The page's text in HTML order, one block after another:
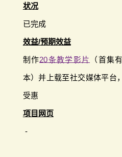
状况
已完成
效益/预期效益
制作20条教学影片 （首集
本）并上载至社交媒体平台
受惠
项目网页
-